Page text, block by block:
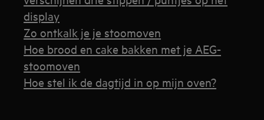
display
Zo ontkalk je je stoomoven
Hoe brood en cake bakken met je AEG-
stoomoven
Hoe stel ik de dagtijd in op mijn oven?